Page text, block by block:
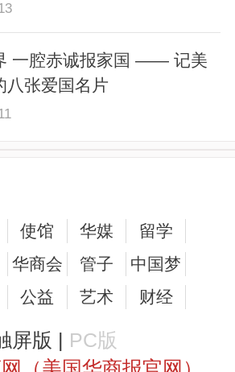
一腔赤诚报家国 —— 记美
八张爱国名片
使馆 华媒
留学
华商会 管子
中国梦
公益 艺术 财经
屏版 | PC版